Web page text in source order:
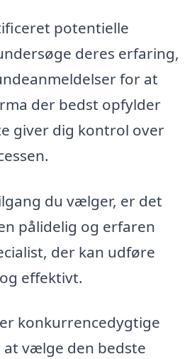
potentielle
deres erfaring,
for at
der bedst opfylder
giver dig kontrol over
du vælger, er det
pålidelig og erfaren
der kan udføre
effektivt.
konkurrencedygtige
vælge den bedste